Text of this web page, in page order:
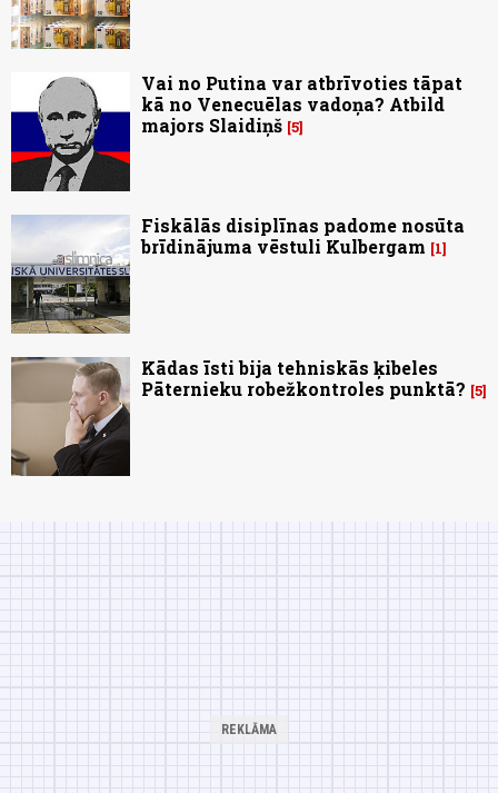
Vai no Putina var atbrīvoties tāpat
kā no Venecuēlas vadoņa? Atbild
majors Slaidiņš 5
Fiskālās disiplīnas padome nosūta
brīdinājuma vēstuli Kulbergam
1
Kādas īsti bija tehniskās ķibeles
Pāternieku robežkontroles punktā? 5